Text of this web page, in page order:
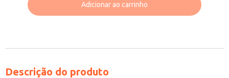
Adicionar ao carrinho
Descrição do produto